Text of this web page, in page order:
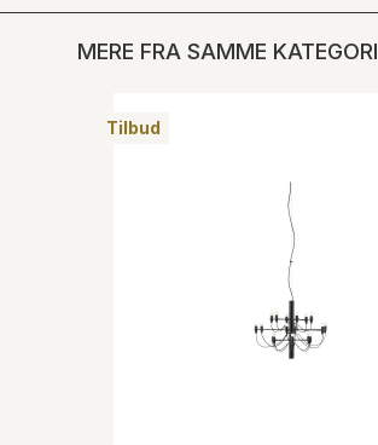
MERE FRA SAMME KATEGORI
Tilbud